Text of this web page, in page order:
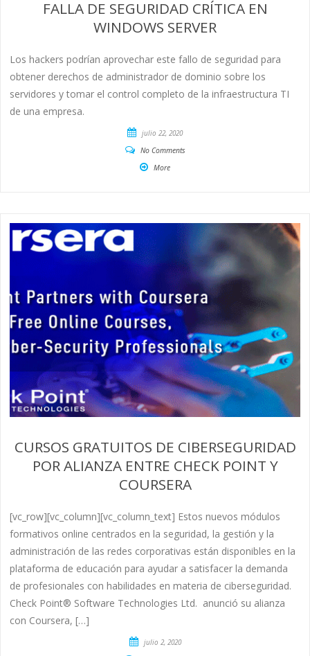
FALLA DE SEGURIDAD CRÍTICA EN
WINDOWS SERVER
Los hackers podrían aprovechar este fallo de seguridad para
obtener derechos de administrador de dominio sobre los
servidores y tomar el control completo de la infraestructura TI
de una empresa.
julio 22, 2020
No Comments
More
CURSOS GRATUITOS DE CIBERSEGURIDAD
POR ALIANZA ENTRE CHECK POINT Y
COURSERA
[vc_row][vc_column][vc_column_text] Estos nuevos módulos
formativos online centrados en la seguridad, la gestión y la
administración de las redes corporativas están disponibles en la
plataforma de educación para ayudar a satisfacer la demanda
de profesionales con habilidades en materia de ciberseguridad.
Check Point® Software Technologies Ltd. anunció su alianza
con Coursera, […]
julio 2, 2020